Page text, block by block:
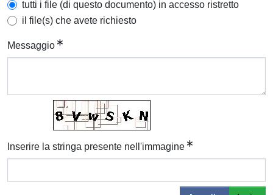
tutti i file (di questo documento) in accesso ristretto
il file(s) che avete richiesto
Messaggio
Inserire la stringa presente nell'immagine